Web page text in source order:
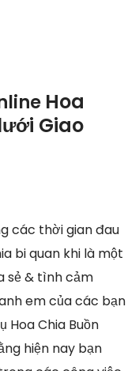
Hoa
Giao
các thời gian đau
bi quan khi là một
sẻ & tình cảm
em của các bạn
Hoa Chia Buồn
hiện nay bạn